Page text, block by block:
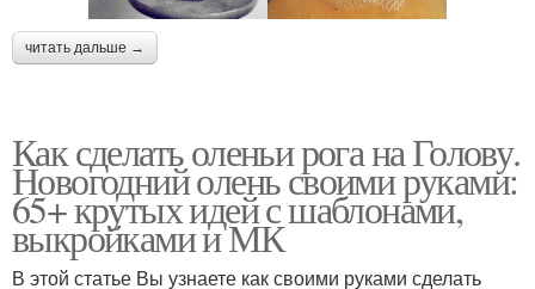
читать дальше →
Как сделать оленьи рога на Голову.
Новогодний олень своими руками:
65+ крутых идей с шаблонами,
выкройками и МК
В этой статье Вы узнаете как своими руками сделать